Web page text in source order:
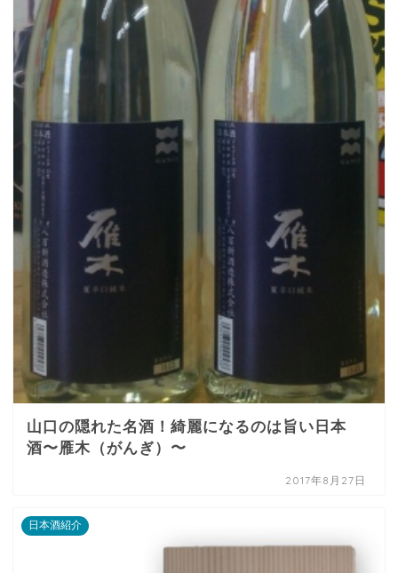
山口の隠れた名酒！綺麗になるのは旨い日本
酒〜雁木（がんぎ）〜
2017年8月27日
日本酒紹介